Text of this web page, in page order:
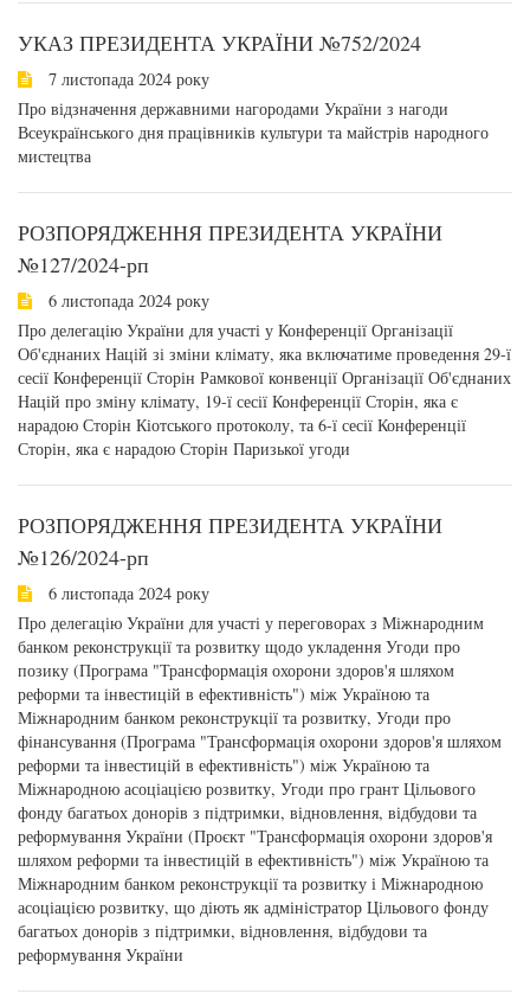
УКАЗ ПРЕЗИДЕНТА УКРАЇНИ №752/2024
7 листопада 2024 року
Про відзначення державними нагородами України з нагоди
Всеукраїнського дня працівників культури та майстрів народного
мистецтва
РОЗПОРЯДЖЕННЯ ПРЕЗИДЕНТА УКРАЇНИ
№127/2024-рп
6 листопада 2024 року
Про делегацію України для участі у Конференції Організації
Об'єднаних Націй зі зміни клімату, яка включатиме проведення 29-ї
сесії Конференції Сторін Рамкової конвенції Організації Об'єднаних
Націй про зміну клімату, 19-ї сесії Конференції Сторін, яка є
нарадою Сторін Кіотського протоколу, та 6-ї сесії Конференції
Сторін, яка є нарадою Сторін Паризької угоди
РОЗПОРЯДЖЕННЯ ПРЕЗИДЕНТА УКРАЇНИ
№126/2024-рп
6 листопада 2024 року
Про делегацію України для участі у переговорах з Міжнародним
банком реконструкції та розвитку щодо укладення Угоди про
позику (Програма "Трансформація охорони здоров'я шляхом
реформи та інвестицій в ефективність") між Україною та
Міжнародним банком реконструкції та розвитку, Угоди про
фінансування (Програма "Трансформація охорони здоров'я шляхом
реформи та інвестицій в ефективність") між Україною та
Міжнародною асоціацією розвитку, Угоди про грант Цільового
фонду багатьох донорів з підтримки, відновлення, відбудови та
реформування України (Проєкт "Трансформація охорони здоров'я
шляхом реформи та інвестицій в ефективність") між Україною та
Міжнародним банком реконструкції та розвитку і Міжнародною
асоціацією розвитку, що діють як адміністратор Цільового фонду
багатьох донорів з підтримки, відновлення, відбудови та
реформування України